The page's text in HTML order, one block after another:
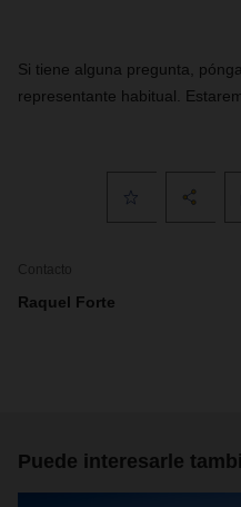
Si tiene alguna pregunta,
representante habitual.
Contacto
Raquel Forte
Puede interesarle